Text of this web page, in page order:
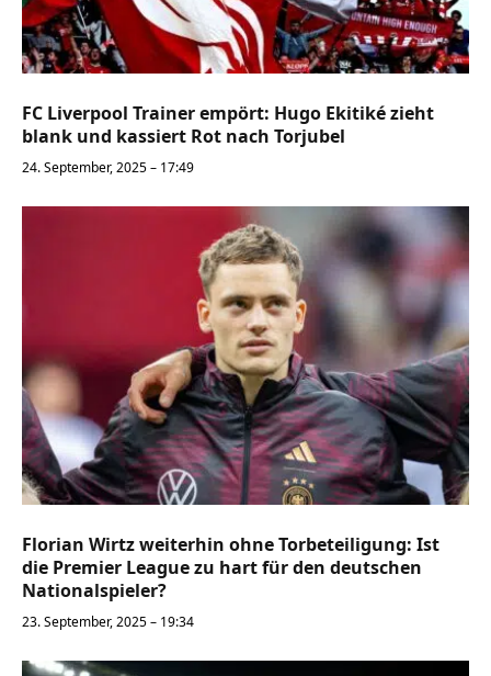
FC Liverpool Trainer empört: Hugo Ekitiké zieht
blank und kassiert Rot nach Torjubel
24. September, 2025 – 17:49
Florian Wirtz weiterhin ohne Torbeteiligung: Ist
die Premier League zu hart für den deutschen
Nationalspieler?
23. September, 2025 – 19:34